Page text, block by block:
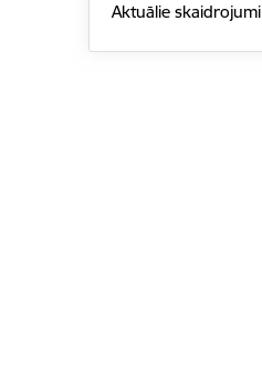
Aktuālie skaidrojumi